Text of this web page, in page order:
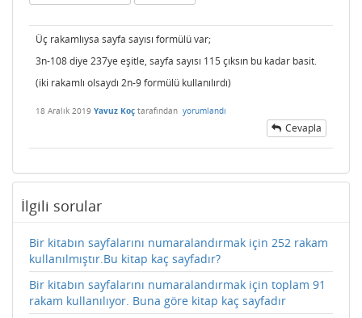
Üç rakamlıysa sayfa sayısı formülü var;
3n-108 diye 237ye eşitle, sayfa sayısı 115 çıksın bu kadar basit.
(iki rakamlı olsaydı 2n-9 formülü kullanılırdı)
18 Aralık 2019 Yavuz Koç tarafından yorumlandı
Cevapla
İlgili sorular
Bir kitabın sayfalarını numaralandırmak için 252 rakam
kullanılmıştır.Bu kitap kaç sayfadır?
Bir kitabın sayfalarını numaralandırmak için toplam 91
rakam kullanılıyor. Buna göre kitap kaç sayfadır